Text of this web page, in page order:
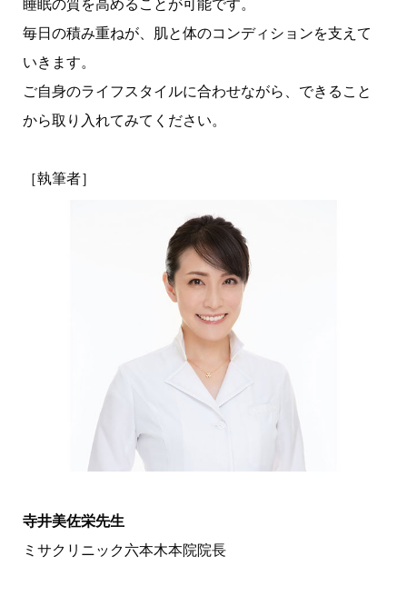
睡眠の質を高めることが可能です。
毎日の積み重ねが、肌と体のコンディションを支えて
いきます。
ご自身のライフスタイルに合わせながら、できること
から取り入れてみてください。
［執筆者］
寺井美佐栄先生
ミサクリニック六本木本院院長